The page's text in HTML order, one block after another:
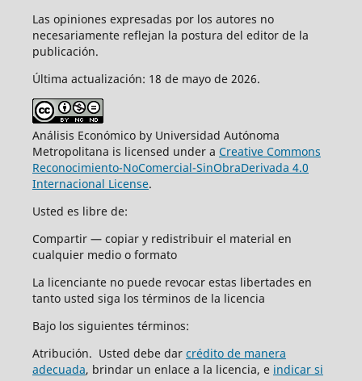
Las opiniones expresadas por los autores no
necesariamente reflejan la postura del editor de la
publicación.
Última actualización: 18 de mayo de 2026.
Análisis Económico by Universidad Autónoma
Metropolitana is licensed under a Creative Commons
Reconocimiento-NoComercial-SinObraDerivada 4.0
Internacional License.
Usted es libre de:
Compartir — copiar y redistribuir el material en
cualquier medio o formato
La licenciante no puede revocar estas libertades en
tanto usted siga los términos de la licencia
Bajo los siguientes términos:
Atribución. Usted debe dar crédito de manera
adecuada, brindar un enlace a la licencia, e indicar si